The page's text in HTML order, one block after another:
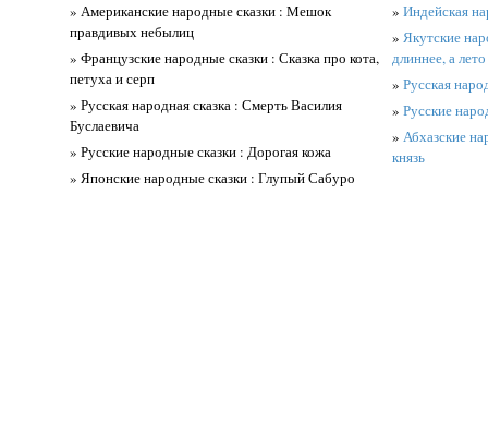
» Американские народные сказки : Мешок
правдивых небылиц
» Французские народные сказки : Сказка про кота,
петуха и серп
» Русская народная сказка : Смерть Василия
Буслаевича
» Русские народные сказки : Дорогая кожа
» Японские народные сказки : Глупый Сабуро
» Индейская
» Якутские
длиннее, а
» Русская
» Русские
» Абхазские
князь